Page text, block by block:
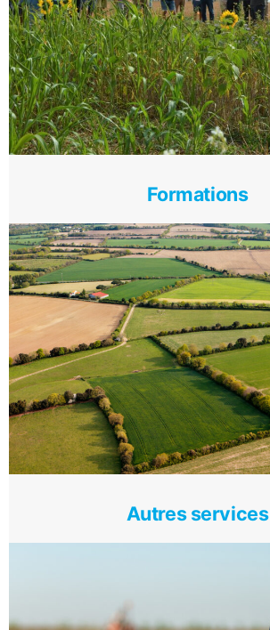
Formations
Autres services